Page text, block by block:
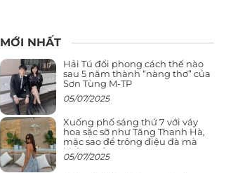
MỚI NHẤT
Hải Tú đổi phong cách thế nào
sau 5 năm thành “nàng thơ” của
Sơn Tùng M-TP
05/07/2025
Xuống phố sáng thứ 7 với váy
hoa sặc sỡ như Tăng Thanh Hà,
mặc sao để trông điệu đà mà
không sến
05/07/2025